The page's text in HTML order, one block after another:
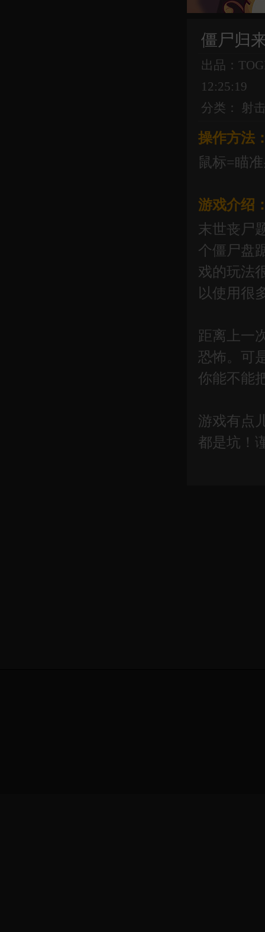
僵尸归
出品：
12:25:19
分类： 射
操作方法
鼠标=瞄
游戏介绍
末世丧尸
个僵尸盘
戏的玩法
以使用很
距离上一
恐怖。可
你能不能
游戏有点
都是坑！